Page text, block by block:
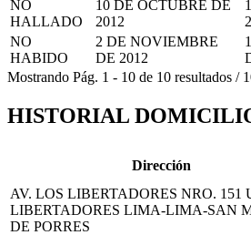
NO
HALLADO
10 DE OCTUBRE DE
2012
NO
HABIDO
2 DE NOVIEMBRE
DE 2012
Mostrando Pág. 1 - 10 de 10 resultados /
HISTORIAL
Dirección
AV. LOS LIBERTADORES NRO. 151
LIBERTADORES LIMA-LIMA-SAN
DE PORRES